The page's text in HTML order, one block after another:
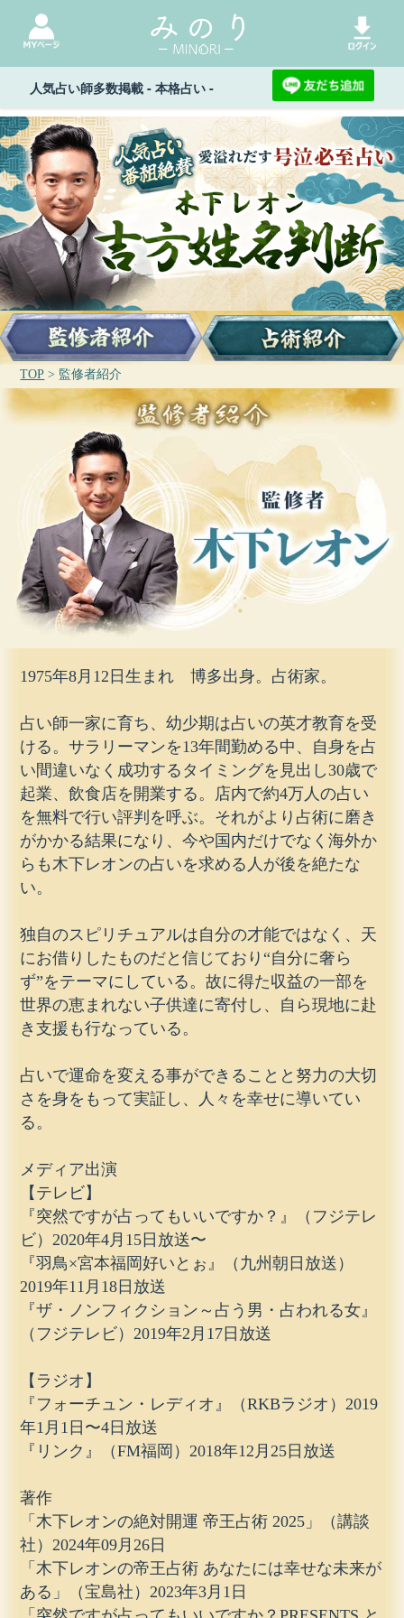
人気占い師多数掲載 - 本格占い -
TOP > 監修者紹介
1975年8月12日生まれ 博多出身。占術家。
占い師一家に育ち、幼少期は占いの英才教育を受
ける。サラリーマンを13年間勤める中、自身を占
い間違いなく成功するタイミングを見出し30歳で
起業、飲食店を開業する。店内で約4万人の占い
を無料で行い評判を呼ぶ。それがより占術に磨き
がかかる結果になり、今や国内だけでなく海外か
らも木下レオンの占いを求める人が後を絶たな
い。
独自のスピリチュアルは自分の才能ではなく、天
にお借りしたものだと信じており“自分に奢ら
ず”をテーマにしている。故に得た収益の一部を
世界の恵まれない子供達に寄付し、自ら現地に赴
き支援も行なっている。
占いで運命を変える事ができることと努力の大切
さを身をもって実証し、人々を幸せに導いてい
る。
メディア出演
【テレビ】
『突然ですが占ってもいいですか？』（フジテレ
ビ）2020年4月15日放送〜
『羽鳥×宮本福岡好いとぉ』（九州朝日放送）
2019年11月18日放送
『ザ・ノンフィクション～占う男・占われる女』
（フジテレビ）2019年2月17日放送
【ラジオ】
『フォーチュン・レディオ』（RKBラジオ）2019
年1月1日〜4日放送
『リンク』（FM福岡）2018年12月25日放送
著作
「木下レオンの絶対開運 帝王占術 2025」（講談
社）2024年09月26日
「木下レオンの帝王占術 あなたには幸せな未来が
ある」（宝島社）2023年3月1日